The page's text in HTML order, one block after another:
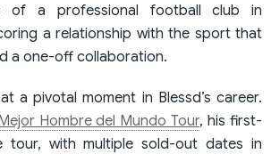
of a professional football club in
a relationship with the sport that
a one-off collaboration.
a pivotal moment in Blessd’s career.
Hombre del Mundo Tour, his first-
tour, with multiple sold-out dates in